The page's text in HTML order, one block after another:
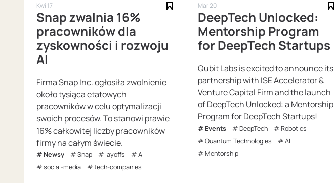
Kwi 17
Snap zwalnia 16%
pracowników dla
zyskowności i rozwoju
AI
Firma Snap Inc. ogłosiła zwolnienie
około tysiąca etatowych
pracowników w celu optymalizacji
swoich procesów. To stanowi prawie
16% całkowitej liczby pracowników
firmy na całym świecie.
Newsy Snap layoffs
AI
social-media
tech-companies
Mar 20
DeepTech Unlocked:
Mentorship Program
for DeepTech Startups
Qubit Labs is excited to announce its
partnership with ISE Accelerator &
Venture Capital Firm and the launch
of DeepTech Unlocked: a Mentorship
Program for DeepTech Startups!
Events DeepTech
Robotics
Quantum Technologies
AI
Mentorship